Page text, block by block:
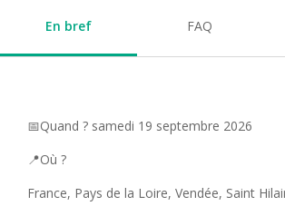
En bref FAQ
📅Quand ? samedi 19 septembre 2026
📍Où ?
France, Pays de la Loire, Vendée, Saint